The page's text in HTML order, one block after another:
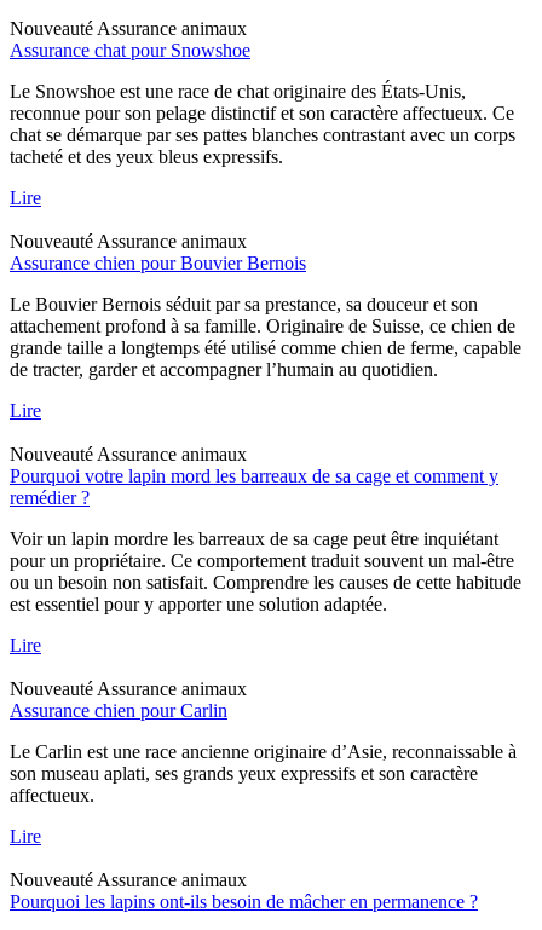
Nouveauté Assurance animaux
Assurance chat pour Snowshoe
Le Snowshoe est une race de chat originaire des États-Unis,
reconnue pour son pelage distinctif et son caractère affectueux. Ce
chat se démarque par ses pattes blanches contrastant avec un corps
tacheté et des yeux bleus expressifs.
Lire
Nouveauté Assurance animaux
Assurance chien pour Bouvier Bernois
Le Bouvier Bernois séduit par sa prestance, sa douceur et son
attachement profond à sa famille. Originaire de Suisse, ce chien de
grande taille a longtemps été utilisé comme chien de ferme, capable
de tracter, garder et accompagner l’humain au quotidien.
Lire
Nouveauté Assurance animaux
Pourquoi votre lapin mord les barreaux de sa cage et comment y
remédier ?
Voir un lapin mordre les barreaux de sa cage peut être inquiétant
pour un propriétaire. Ce comportement traduit souvent un mal-être
ou un besoin non satisfait. Comprendre les causes de cette habitude
est essentiel pour y apporter une solution adaptée.
Lire
Nouveauté Assurance animaux
Assurance chien pour Carlin
Le Carlin est une race ancienne originaire d’Asie, reconnaissable à
son museau aplati, ses grands yeux expressifs et son caractère
affectueux.
Lire
Nouveauté Assurance animaux
Pourquoi les lapins ont-ils besoin de mâcher en permanence ?